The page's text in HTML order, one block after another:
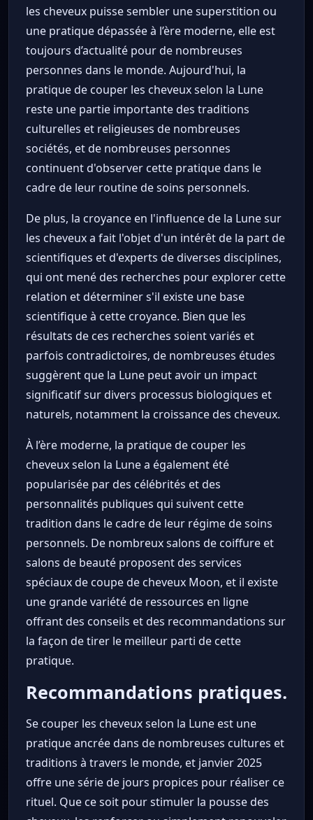
les cheveux puisse sembler une superstition ou
une pratique dépassée à l’ère moderne, elle est
toujours d’actualité pour de nombreuses
personnes dans le monde. Aujourd'hui, la
pratique de couper les cheveux selon la Lune
reste une partie importante des traditions
culturelles et religieuses de nombreuses
sociétés, et de nombreuses personnes
continuent d'observer cette pratique dans le
cadre de leur routine de soins personnels.
De plus, la croyance en l'influence de la Lune sur
les cheveux a fait l'objet d'un intérêt de la part de
scientifiques et d'experts de diverses disciplines,
qui ont mené des recherches pour explorer cette
relation et déterminer s'il existe une base
scientifique à cette croyance. Bien que les
résultats de ces recherches soient variés et
parfois contradictoires, de nombreuses études
suggèrent que la Lune peut avoir un impact
significatif sur divers processus biologiques et
naturels, notamment la croissance des cheveux.
À l’ère moderne, la pratique de couper les
cheveux selon la Lune a également été
popularisée par des célébrités et des
personnalités publiques qui suivent cette
tradition dans le cadre de leur régime de soins
personnels. De nombreux salons de coiffure et
salons de beauté proposent des services
spéciaux de coupe de cheveux Moon, et il existe
une grande variété de ressources en ligne
offrant des conseils et des recommandations sur
la façon de tirer le meilleur parti de cette
pratique.
Recommandations pratiques.
Se couper les cheveux selon la Lune est une
pratique ancrée dans de nombreuses cultures et
traditions à travers le monde, et janvier 2025
offre une série de jours propices pour réaliser ce
rituel. Que ce soit pour stimuler la pousse des